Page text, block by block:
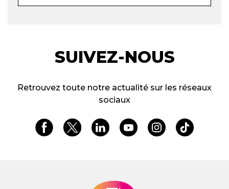
SUIVEZ-NOUS
Retrouvez toute notre actualité sur les réseaux
sociaux